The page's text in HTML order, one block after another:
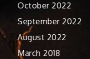
October 2022
September 2022
August 2022
March 2018